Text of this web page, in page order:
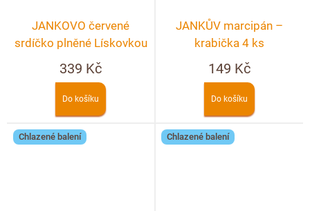
JANKOVO červené
srdíčko plněné Lískovkou
– crunchy 90g
339 Kč
Do košíku
JANKŮV marcipán –
krabička 4 ks
149 Kč
Do košíku
Chlazené balení Chlazené balení